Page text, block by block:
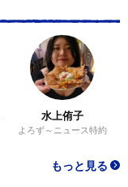
水上侑子
よろず～ニュース特約
もっと見る